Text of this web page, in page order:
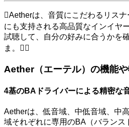
Aetherは、音質にこだわるリス
にも支持される高品質なインイヤ
試聴して、自分の好みに合うかを
ま。
Aether（エーテル）の機能
4基のBAドライバーによる精密な
Aetherは、低音域、中低音域、中
域それぞれに専用のBA（バランス